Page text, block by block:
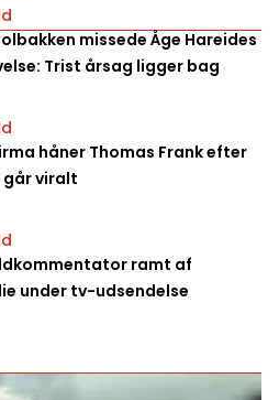
missede Åge Hareides
Trist årsag ligger bag
håner Thomas Frank efter
går viralt
ramt af
under tv-udsendelse